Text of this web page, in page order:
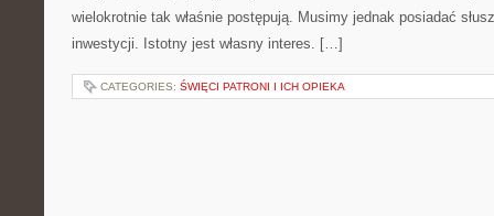
wielokrotnie tak właśnie postępują. Musimy jednak posiadać
inwestycji. Istotny jest własny interes. […]
CATEGORIES: ŚWIĘCI PATRONI I ICH OPIEKA